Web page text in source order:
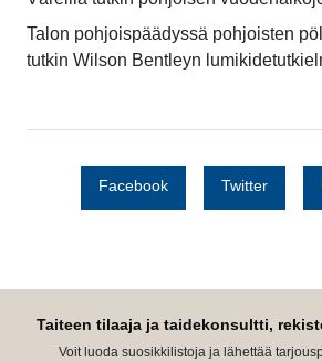
Talon pohjoispäädyssä pohjoisten
tutkin Wilson Bentleyn
Facebook Twitter
Taiteen tilaaja ja taidekonsultti,
Voit luoda suosikkilistoja ja lähettää